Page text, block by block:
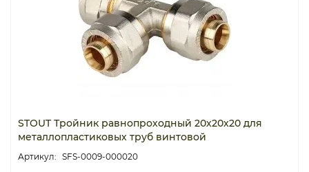
STOUT Тройник равнопроходный 20х20х20 для
металлопластиковых труб винтовой
SFS-0009-000020